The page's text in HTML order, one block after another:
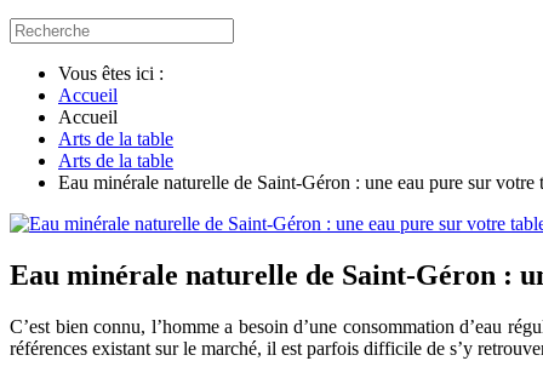
Vous êtes ici :
Accueil
Accueil
Arts de la table
Arts de la table
Eau minérale naturelle de Saint-Géron : une eau pure sur
Eau minérale naturelle de Saint-Géron :
C’est bien connu, l’homme a besoin d’une consommation d’eau
références existant sur le marché, il est parfois difficile de s’y